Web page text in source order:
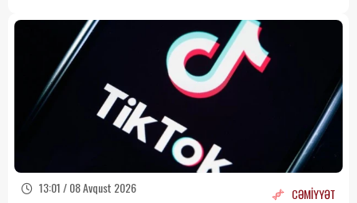
13:01 / 08 Avqust 2026 CƏMİYYƏT